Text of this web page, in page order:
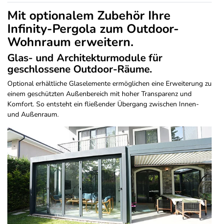
Mit optionalem Zubehör Ihre
Infinity-Pergola zum Outdoor-
Wohnraum erweitern.
Glas- und Architekturmodule für
geschlossene Outdoor-Räume.
Optional erhältliche Glaselemente ermöglichen eine Erweiterung zu
einem geschützten Außenbereich mit hoher Transparenz und
Komfort. So entsteht ein fließender Übergang zwischen Innen-
und Außenraum.